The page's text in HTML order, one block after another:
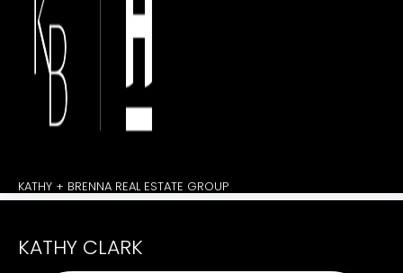
KATHY + BRENNA REAL ESTATE GROUP
KATHY CLARK